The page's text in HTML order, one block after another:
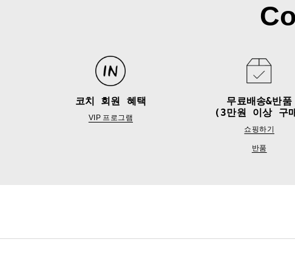
코치 회원 혜택
VIP 프로그램
무료배송&반품
(3만원 이상 구
쇼핑하기
반품